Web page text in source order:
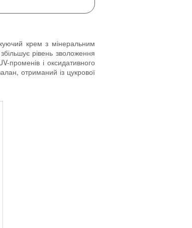
крем з мінеральним
рівень зволоження
променів і оксидативного
отриманий із цукрової